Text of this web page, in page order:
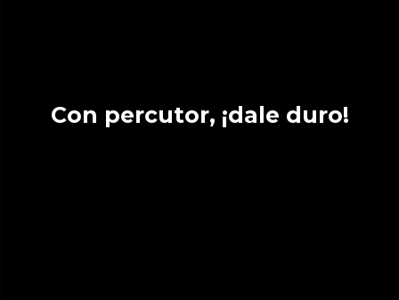
Con percutor, ¡dale duro!